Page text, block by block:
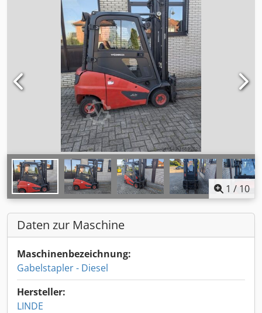
1 / 10
Daten zur Maschine
Maschinenbezeichnung:
Gabelstapler - Diesel
Hersteller:
LINDE